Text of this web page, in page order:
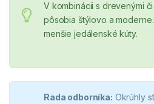
V kombinácii s drevenými
pôsobia štýlovo a
menšie jedálenské kúty.
Rada odborníka: Okrúhly